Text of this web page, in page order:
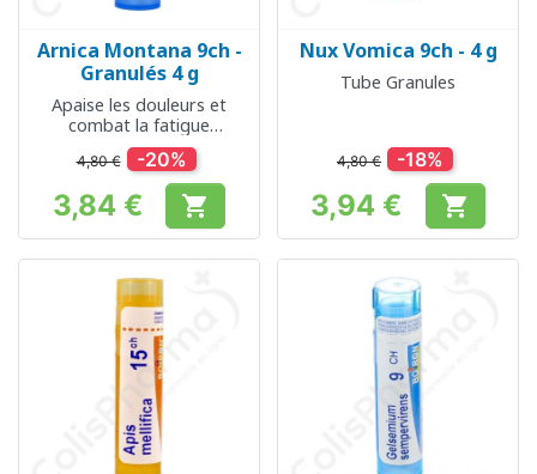
Arnica Montana 9ch -
Granulés 4 g
Apaise les douleurs et
combat la fatigue
musculaire
4,80 € -20%
Prix
3,84 € 
Nux Vomica 9ch - 4 g
Tube Granules
4,80 € -18%
Prix
3,94 € 